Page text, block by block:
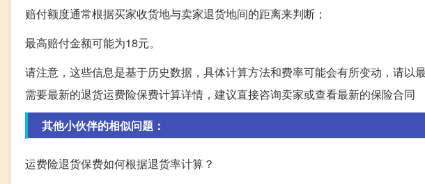
赔付额度通常根据买家收货地与卖家退货地间的距离来判断；
最高赔付金额可能为18元。
请注意，这些信息是基于历史数据，具体计算方法和费率可能会有所变动，请以
需要最新的退货运费险保费计算详情，建议直接咨询卖家或查看最新的保险合同
其他小伙伴的相似问题：
运费险退货保费如何根据退货率计算？